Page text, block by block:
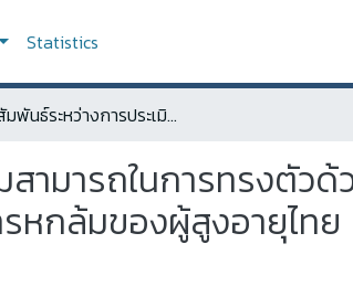
Statistics
ความสัมพันธ์ระหว่างการประเมินความสามารถในการทรงตัวด้วยการทดสอบการลุกนั่ง 5 ครั้ง และแบบประเมินความเสี่ยงต่อการหกล้มของผู้สูงอายุไทย
สามารถในการทรงตัว
หกล้มของผู้สูงอายุไทย